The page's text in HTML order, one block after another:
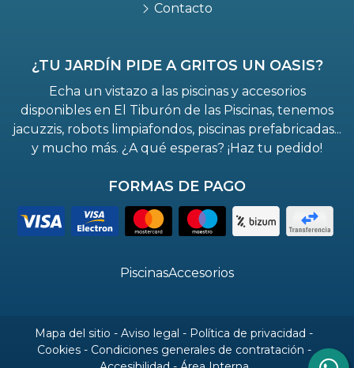
¿TU JARDÍN PIDE A GRITOS UN OASIS?
Echa un vistazo a las piscinas y accesorios
disponibles en El Tiburón de las Piscinas, tenemos
jacuzzis, robots limpiafondos, piscinas prefabricadas...
y mucho más. ¿A qué esperas? ¡Haz tu pedido!
FORMAS DE PAGO
Contacto
PiscinasAccesorios
Mapa del sitio - Aviso legal - Política de privacidad -
Cookies- Condiciones generales de contratación -